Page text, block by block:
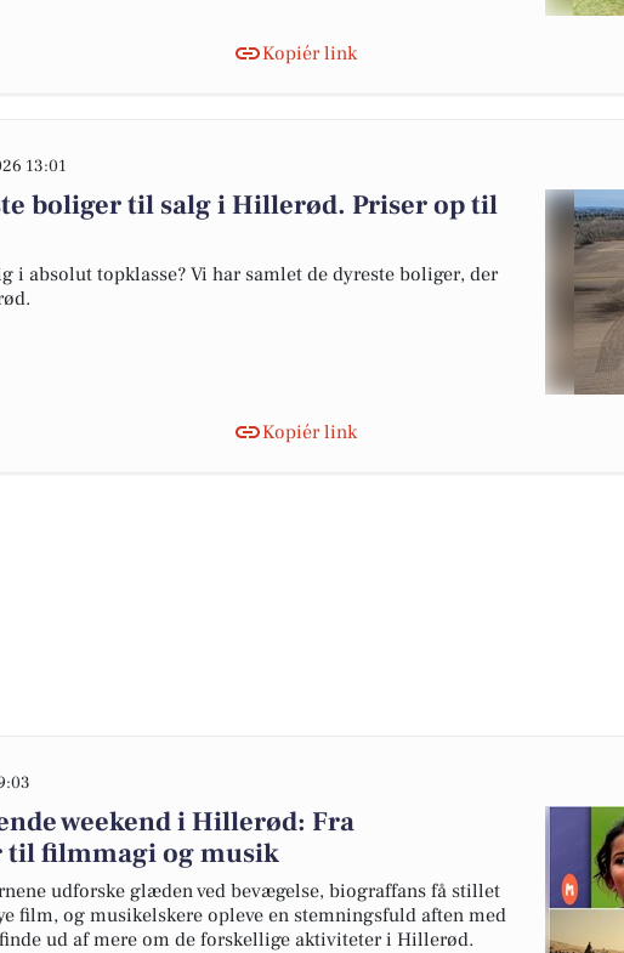
Kopiér link
13:01
boliger til salg i Hillerød. Priser op til
i absolut topklasse? Vi har samlet de dyreste boliger, der
Kopiér link
weekend i Hillerød: Fra
filmmagi og musik
udforske glæden ved bevægelse, biograffans få stillet
film, og musikelskere opleve en stemningsfuld aften med
ud af mere om de forskellige aktiviteter i Hillerød.